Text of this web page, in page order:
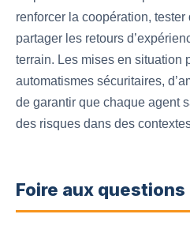
renforcer la coopération,
partager les retours
terrain. Les mises en situation
automatismes sécuritaires,
de garantir que chaque agent
des risques dans des
Foire aux questions